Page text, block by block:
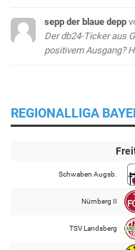
sepp der blaue depp
Der db24-Ticker aus
positivem Ausgang?
REGIONALLIGA
Schwaben Augsb.
Nürnberg II
TSV Landsberg